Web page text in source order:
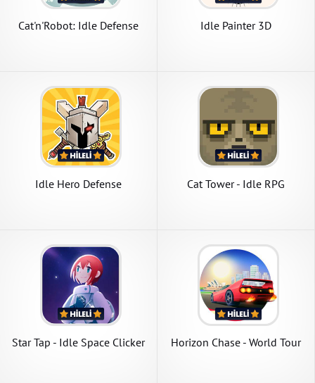
Cat'n'Robot: Idle Defense Idle Painter 3D
Idle Hero Defense Cat Tower - Idle RPG
Star Tap - Idle Space Clicker Horizon Chase - World Tour